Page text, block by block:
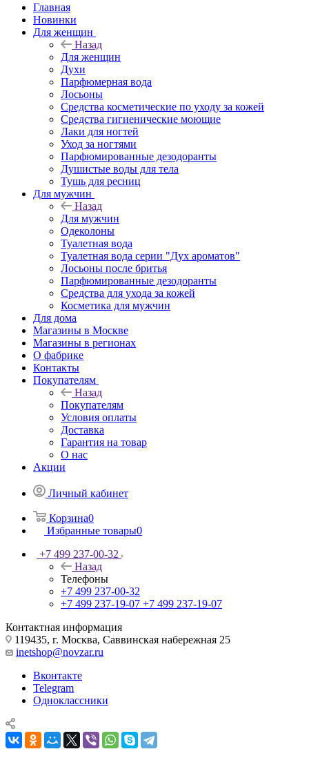
Главная
Новинки
Для женщин
Назад
Для женщин
Духи
Парфюмерная вода
Лосьоны
Средства косметические по уходу за кожей
Средства гигиенические моющие
Лаки для ногтей
Уход за ногтями
Парфюмированные дезодоранты
Душистые воды для тела
Тушь для ресниц
Для мужчин
Назад
Для мужчин
Одеколоны
Туалетная вода
Туалетная вода серии "Дух ароматов"
Лосьоны после бритья
Парфюмированные дезодоранты
Средства для ухода за кожей
Косметика для мужчин
Для дома
Магазины в Москве
Магазины в регионах
О фабрике
Контакты
Покупателям
Назад
Покупателям
Условия оплаты
Доставка
Гарантия на товар
О нас
Акции
Личный кабинет
Корзина0
Избранные товары0
+7 499 237-00-32
Назад
Телефоны
+7 499 237-00-32
+7 499 237-19-07 +7 499 237-19-07
Контактная информация
119435, г. Москва, Саввинская набережная 25
inetshop@novzar.ru
Вконтакте
Telegram
Одноклассники